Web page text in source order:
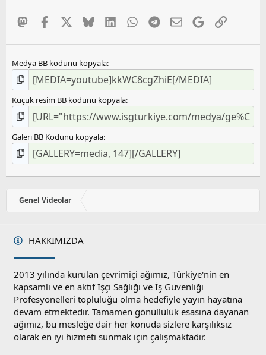
MastodonFacebook BlueskyLinkedInWhatsAppTelegram
E-postaGoogleLink
Medya BB kodunu kopyala
Küçük resim BB kodunu kopyala
Galeri BB Kodunu kopyala
Genel Videolar
HAKKIMIZDA
2013 yılında kurulan çevrimiçi ağımız, Türkiye'nin en
kapsamlı ve en aktif İşçi Sağlığı ve İş Güvenliği
Profesyonelleri topluluğu olma hedefiyle yayın hayatına
devam etmektedir. Tamamen gönüllülük esasına dayanan
ağımız, bu mesleğe dair her konuda sizlere karşılıksız
olarak en iyi hizmeti sunmak için çalışmaktadır.